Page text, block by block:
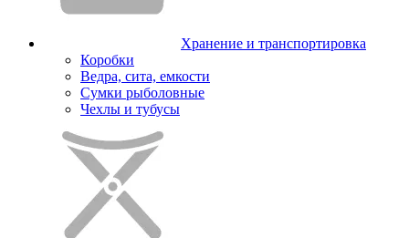
Хранение и транспортировка
Коробки
Ведра, сита, емкости
Сумки рыболовные
Чехлы и тубусы